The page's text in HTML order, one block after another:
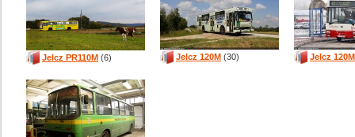
Jelcz PR110M (6) Jelcz 120M (30) Jelcz